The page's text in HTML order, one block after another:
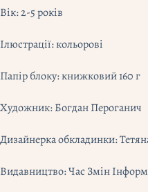
Вік: 2-5 років
Ілюстрації: кольорові
Папір блоку: книжковий 160 г
Художник: Богдан Пероганич
Дизайнерка обкладинки:
Видавництво: Час Змін Інформ